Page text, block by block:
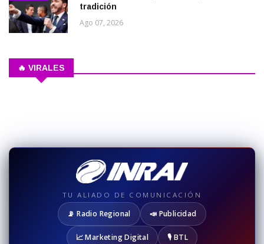
tradición
Ago 07, 2026
🔥 VIRALES
TU ALIADO DE COMUNICACIÓN
📡 Radio Regional 📣 Publicidad
📈 Marketing Digital 🎙️ BTL